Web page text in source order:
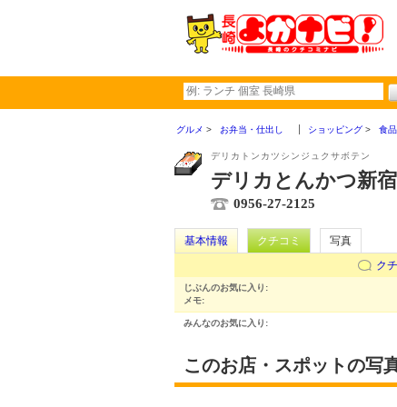
グルメ お弁当・仕出し ショッピング 食品
デリカトンカツシンジュクサボテン
デリカとんかつ新
0956-27-2125
基本情報 クチコミ
写真
ク
じぶんのお気に入り:
メモ:
みんなのお気に入り:
このお店・スポットの写